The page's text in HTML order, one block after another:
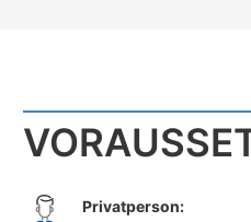
Privatperson: